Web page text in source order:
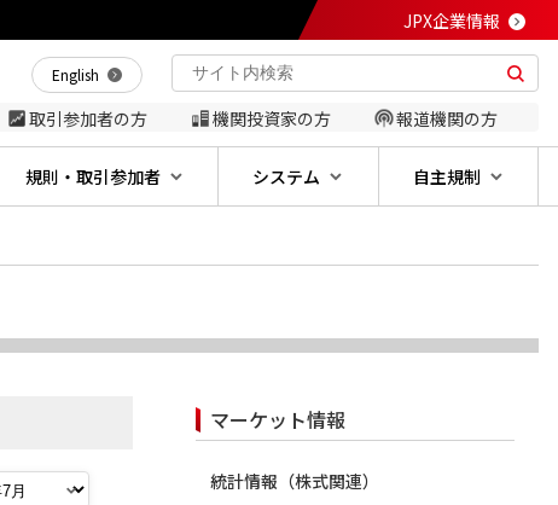
JPX企業情報
規則・取引参加者 システム 自主規制
取引参加者の方 機関投資家の方 報道機関の方
English
マーケット情報
統計情報（株式関連）